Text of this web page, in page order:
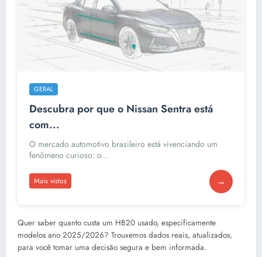
GERAL
Descubra por que o Nissan Sentra está
com...
O mercado automotivo brasileiro está vivenciando um
fenômeno curioso: o...
Mais vistos →
Quer saber quanto custa um HB20 usado, especificamente
modelos ano 2025/2026? Trouxemos dados reais, atualizados,
para você tomar uma decisão segura e bem informada.